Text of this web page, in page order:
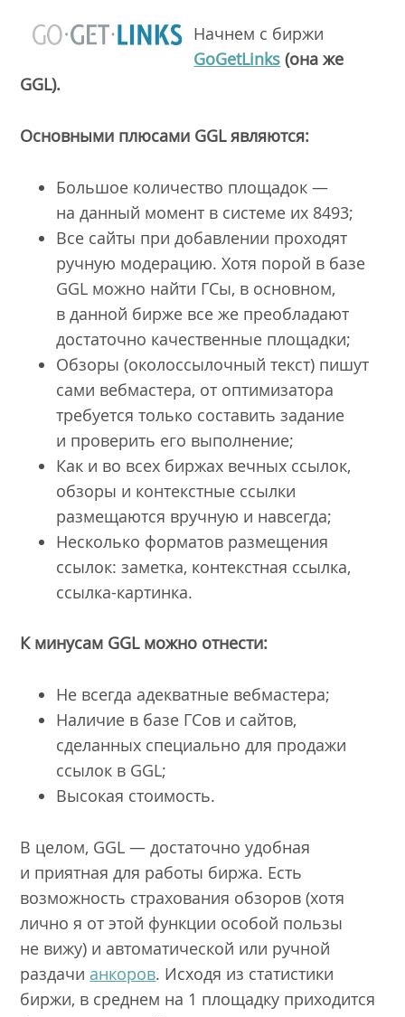
Начнем с биржи
GoGetLinks (она же
GGL).
Основными плюсами GGLявляются:
Большое количество площадок —
на данный момент в системе их 8493;
Все сайты при добавлении проходят
ручную модерацию. Хотя порой в базе
GGL можно найти ГСы, в основном,
в данной бирже все же преобладают
достаточно качественные площадки;
Обзоры (околоссылочный текст) пишут
сами вебмастера, от оптимизатора
требуется только составить задание
и проверить его выполнение;
Как и во всех биржах вечных ссылок,
обзоры и контекстные ссылки
размещаются вручную и навсегда;
Несколько форматов размещения
ссылок: заметка, контекстная ссылка,
ссылка-картинка.
К минусам GGLможно отнести:
Не всегда адекватные вебмастера;
Наличие в базе ГСов и сайтов,
сделанных специально для продажи
ссылок в GGL;
Высокая стоимость.
В целом, GGL — достаточно удобная
и приятная для работы биржа. Есть
возможность страхования обзоров (хотя
лично я от этой функции особой пользы
не вижу) и автоматической или ручной
раздачи анкоров. Исходя из статистики
биржи, в среднем на 1 площадку приходится